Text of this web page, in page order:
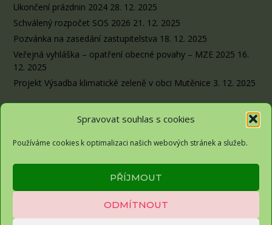
Spravovat souhlas s cookies
Používáme cookies k optimalizaci našich webových stránek a služeb.
PŘÍJMOUT
ODMÍTNOUT
Ukončení prázdnin 2024 28. 12. 2025
Schválený rozpočet SOS 2026 21. 12. 2025
Pozvánka na zasedání zastupitelstva 18. 12. 2025
Veřejná vyhláška – opatření obecné povahy – MZE 2025 16.
12. 2025
Projekt Výsadba klimatické zeleně v obci Mutěnice 3. 12. 2025
Obec Sousedovice© 2026